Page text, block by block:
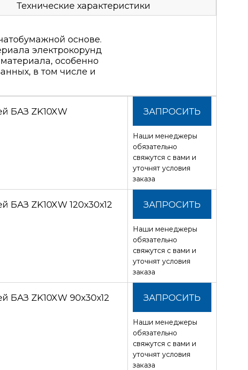
Технические характеристики
основе.
электрокорунд
особенно
в том числе и
БАЗ ZK10XW
ЗАПРОСИТЬ
СТОИМОСТЬ
Наши менеджеры
обязательно
свяжутся с вами и
уточнят условия
заказа
БАЗ ZK10XW 120х30х12
ЗАПРОСИТЬ
СТОИМОСТЬ
Наши менеджеры
обязательно
свяжутся с вами и
уточнят условия
заказа
БАЗ ZK10XW 90х30х12
ЗАПРОСИТЬ
СТОИМОСТЬ
Наши менеджеры
обязательно
свяжутся с вами и
уточнят условия
заказа